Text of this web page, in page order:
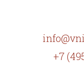
+7